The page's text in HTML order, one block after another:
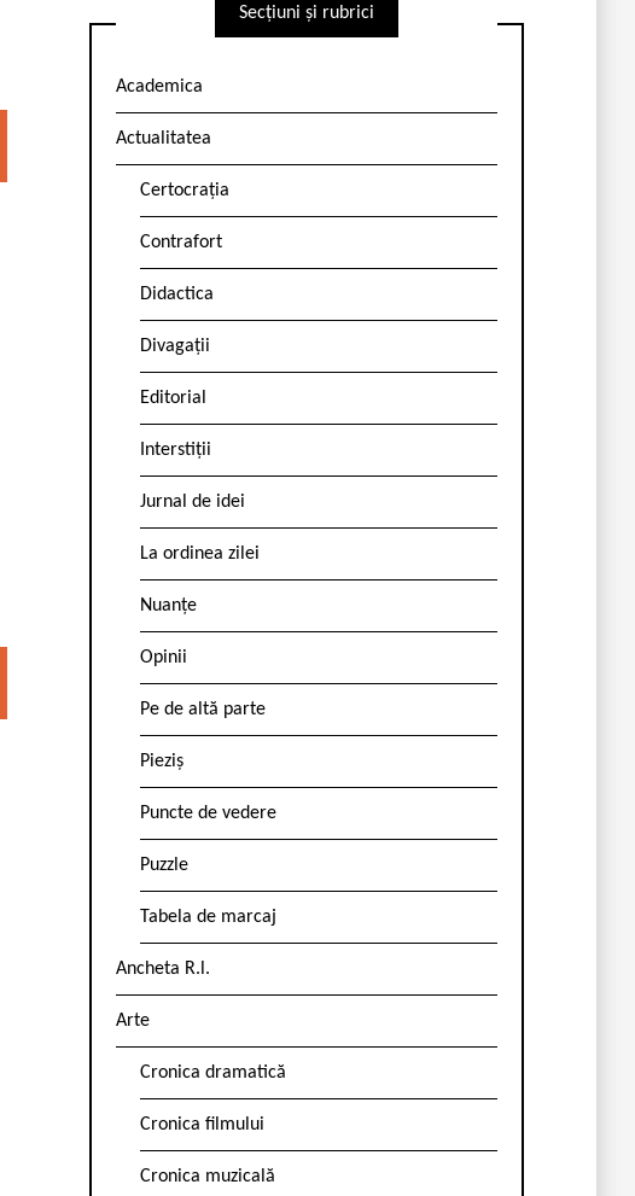
Secțiuni și rubrici
Academica
Actualitatea
Certocrația
Contrafort
Didactica
Divagații
Editorial
Interstiții
Jurnal de idei
La ordinea zilei
Nuanțe
Opinii
Pe de altă parte
Pieziș
Puncte de vedere
Puzzle
Tabela de marcaj
Ancheta R.l.
Arte
Cronica dramatică
Cronica filmului
Cronica muzicală